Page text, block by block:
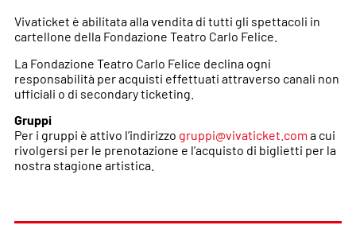
Vivaticket è abilitata alla vendita di tutti gli spettacoli in
cartellone della Fondazione Teatro Carlo Felice.
La Fondazione Teatro Carlo Felice declina ogni
responsabilità per acquisti effettuati attraverso canali non
ufficiali o di secondary ticketing.
Gruppi
Per i gruppi è attivo l’indirizzo gruppi@vivaticket.com a cui
rivolgersi per le prenotazione e l’acquisto di biglietti per la
nostra stagione artistica.